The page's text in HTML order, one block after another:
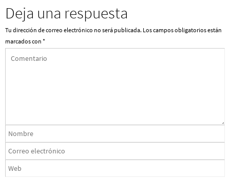
Deja una respuesta
Tu dirección de correo electrónico no será publicada. Los campos obligatorios están
marcados con *